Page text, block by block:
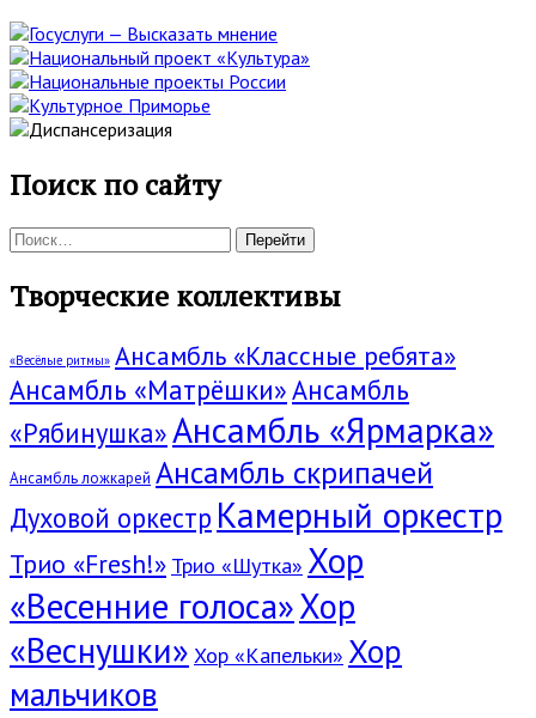
Поиск по сайту
Поиск:
Творческие коллективы
«Весёлые ритмы» Ансамбль «Классные ребята»
Ансамбль «Матрёшки»Ансамбль
«Рябинушка»Ансамбль «Ярмарка»
Ансамбль ложкарей Ансамбль скрипачей
Духовой оркестр Камерный оркестр
Трио «Fresh!» Трио «Шутка» Хор
«Весенние голоса»Хор
«Веснушки» Хор «Капельки» Хор
мальчиков